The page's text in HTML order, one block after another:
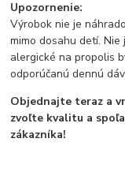
Upozornenie:
Výrobok nie je
mimo dosahu detí.
alergické na propolis
odporúčanú dennú
Objednajte teraz a
zvoľte kvalitu a
zákazníka!